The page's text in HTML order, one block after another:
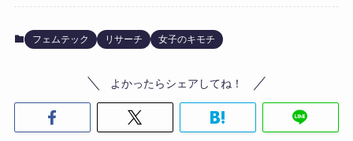
フェムテック リサーチ 女子のキモチ
よかったらシェアしてね！